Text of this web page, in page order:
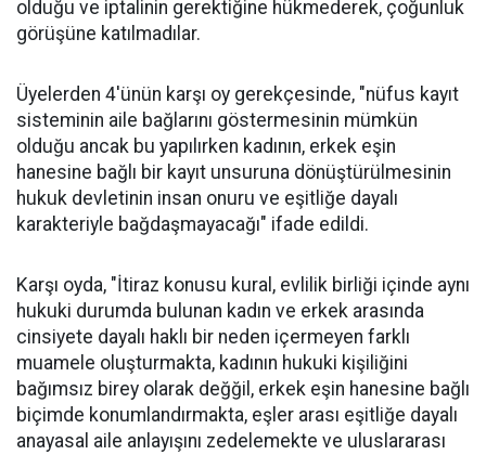
olduğu ve iptalinin gerektiğine hükmederek, çoğunluk
görüşüne katılmadılar.
Üyelerden 4'ünün karşı oy gerekçesinde, "nüfus kayıt
sisteminin aile bağlarını göstermesinin mümkün
olduğu ancak bu yapılırken kadının, erkek eşin
hanesine bağlı bir kayıt unsuruna dönüştürülmesinin
hukuk devletinin insan onuru ve eşitliğe dayalı
karakteriyle bağdaşmayacağı" ifade edildi.
Karşı oyda, "İtiraz konusu kural, evlilik birliği içinde aynı
hukuki durumda bulunan kadın ve erkek arasında
cinsiyete dayalı haklı bir neden içermeyen farklı
muamele oluşturmakta, kadının hukuki kişiliğini
bağımsız birey olarak değğil, erkek eşin hanesine bağlı
biçimde konumlandırmakta, eşler arası eşitliğe dayalı
anayasal aile anlayışını zedelemekte ve uluslararası